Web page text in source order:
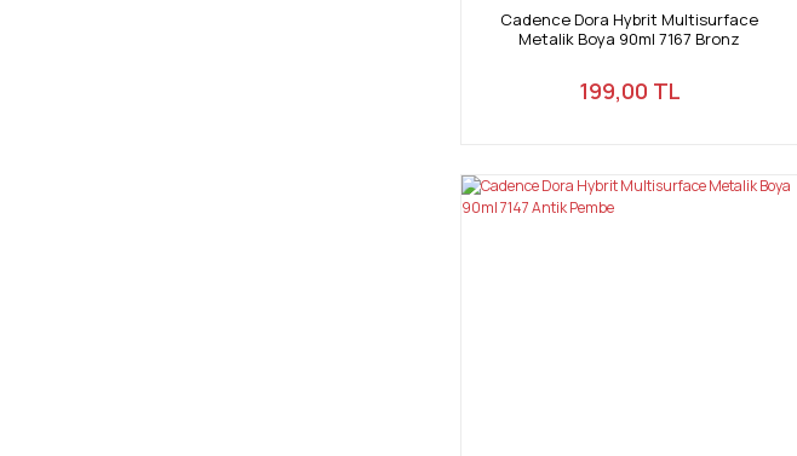
Cadence Dora Hybrit Multisurface
Metalik Boya 90ml 7167 Bronz
199,00 TL